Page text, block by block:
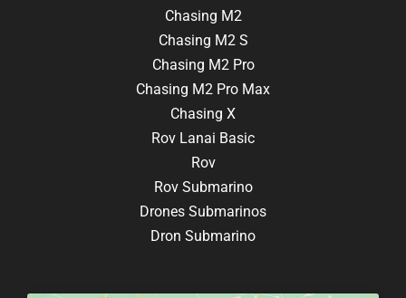
Chasing M2
Chasing M2 S
Chasing M2 Pro
Chasing M2 Pro Max
Chasing X
Rov Lanai Basic
Rov
Rov Submarino
Drones Submarinos
Dron Submarino